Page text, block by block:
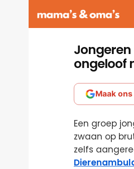
Jongeren
ongeloof
Maak
Een groep
zwaan op
zelfs